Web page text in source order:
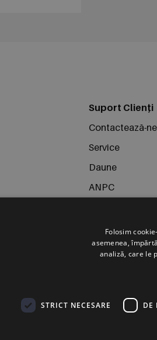
Suport Clienți
Contactează-ne
Service
Daune
ANPC
Folosim
asemenea,
analiză, care le
STRICT NECESARE DE